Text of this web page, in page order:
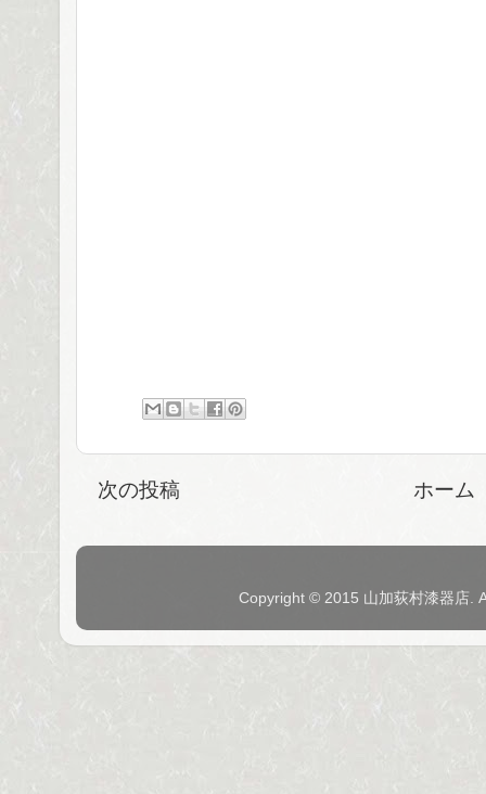
次の投稿 ホーム
Copyright © 2015 山加荻村漆器店.